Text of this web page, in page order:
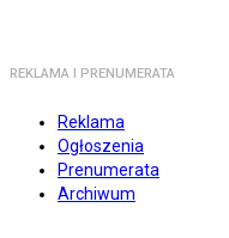
REKLAMA I PRENUMERATA
Reklama
Ogłoszenia
Prenumerata
Archiwum